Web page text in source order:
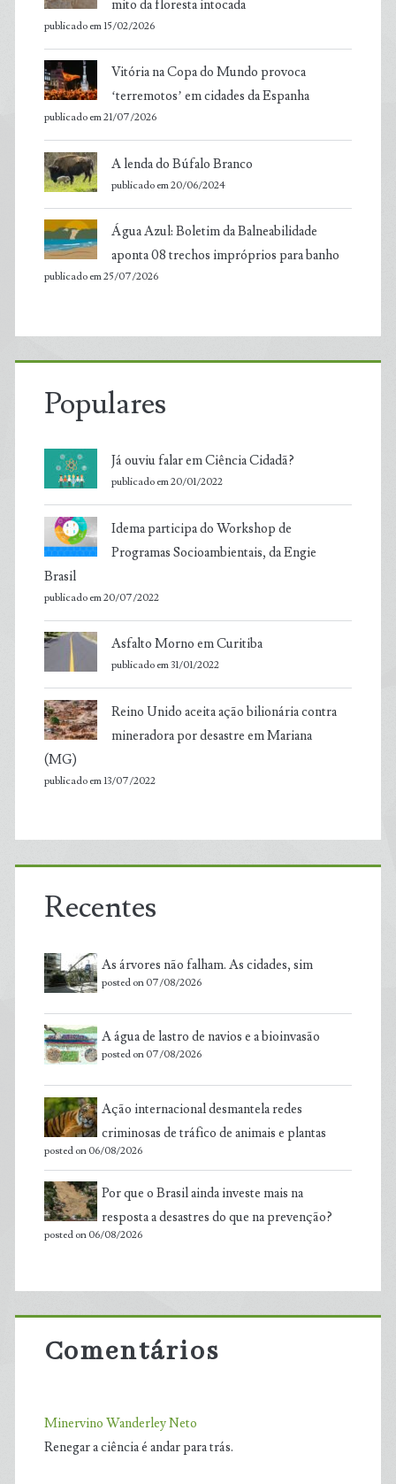
mito da floresta intocada
publicado em 15/02/2026
Vitória na Copa do Mundo provoca
‘terremotos’ em cidades da Espanha
publicado em 21/07/2026
A lenda do Búfalo Branco
publicado em 20/06/2024
Água Azul: Boletim da Balneabilidade
aponta 08 trechos impróprios para banho
publicado em 25/07/2026
Populares
Já ouviu falar em Ciência Cidadã?
publicado em 20/01/2022
Idema participa do Workshop de
Programas Socioambientais, da Engie
Brasil
publicado em 20/07/2022
Asfalto Morno em Curitiba
publicado em 31/01/2022
Reino Unido aceita ação bilionária contra
mineradora por desastre em Mariana
(MG)
publicado em 13/07/2022
Recentes
As árvores não falham. As cidades, sim
posted on 07/08/2026
A água de lastro de navios e a bioinvasão
posted on 07/08/2026
Ação internacional desmantela redes
criminosas de tráfico de animais e plantas
posted on 06/08/2026
Por que o Brasil ainda investe mais na
resposta a desastres do que na prevenção?
posted on 06/08/2026
Comentários
Minervino Wanderley Neto
Renegar a ciência é andar para trás.